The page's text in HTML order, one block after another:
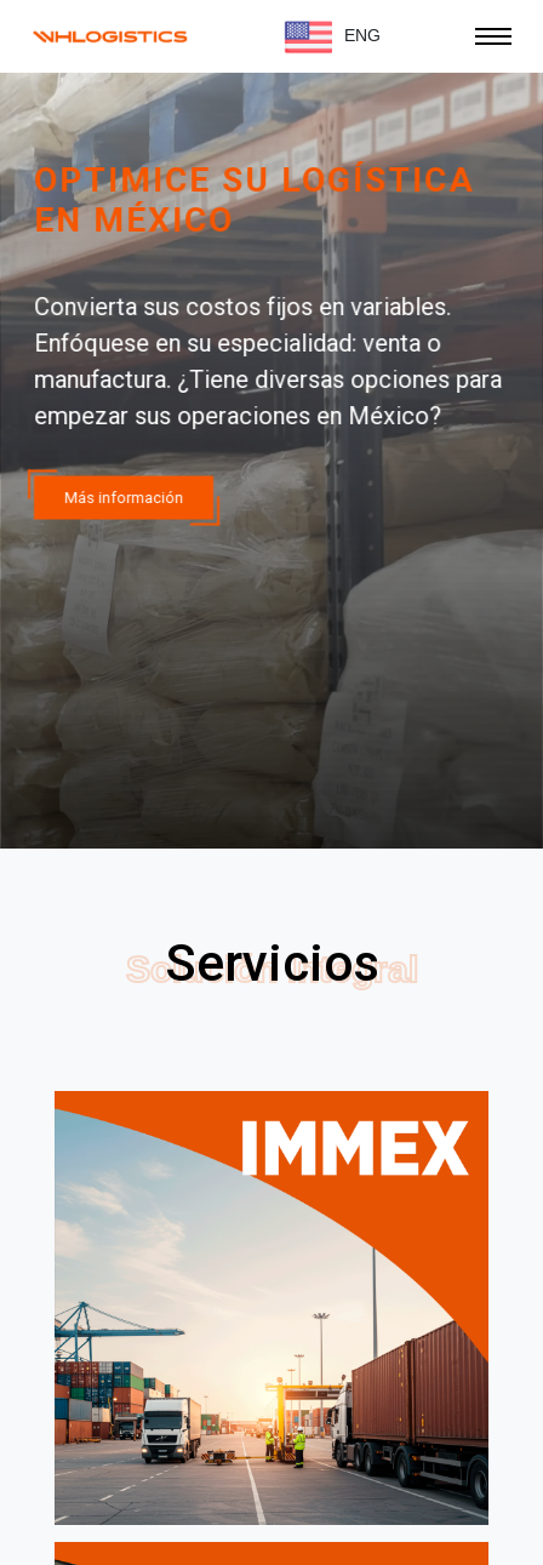
ENG
ESPECIALISTAS EN
LOGÍSTICA EN MÉXICO
No importa en qué lugar del mundo te
encuentres, te podemos ayudar con la
logística hacia/desde México..
Más información
Solución Integral
Servicios